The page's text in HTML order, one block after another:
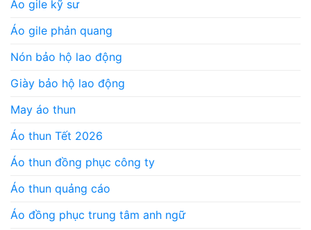
Áo gile kỹ sư
Áo gile phản quang
Nón bảo hộ lao động
Giày bảo hộ lao động
May áo thun
Áo thun Tết 2026
Áo thun đồng phục công ty
Áo thun quảng cáo
Áo đồng phục trung tâm anh ngữ